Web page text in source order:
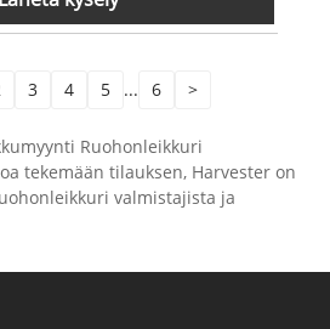
3 4 5 ... 6 >
Ruohonleikkuri
tekemään tilauksen, Harvester on
valmistajista ja